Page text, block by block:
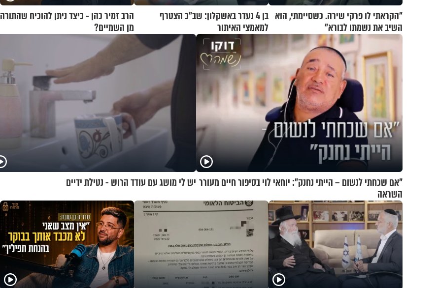
"הקראתי לו פרקי שירה. כשסיימתי, הוא
השיב את נשמתו לבורא"
בן 4 נעדר באשקלון: שב"כ הצטרף
למאמצי האיתור
הרב זמיר כהן - כיצד ניתן להוכיח שהתורה
מן השמיים?
"אם שכחתי לנשום – הייתי נחנק": יוחאי לוי בסיפור חיים מעורר
השראה
יש לי מושג עם עודד הרוש - נטילת ידיים